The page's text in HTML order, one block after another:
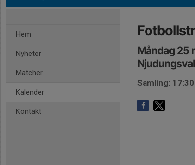
Hem
Nyheter
Matcher
Kalender
Kontakt
Måndag 25
Samling: 17:30